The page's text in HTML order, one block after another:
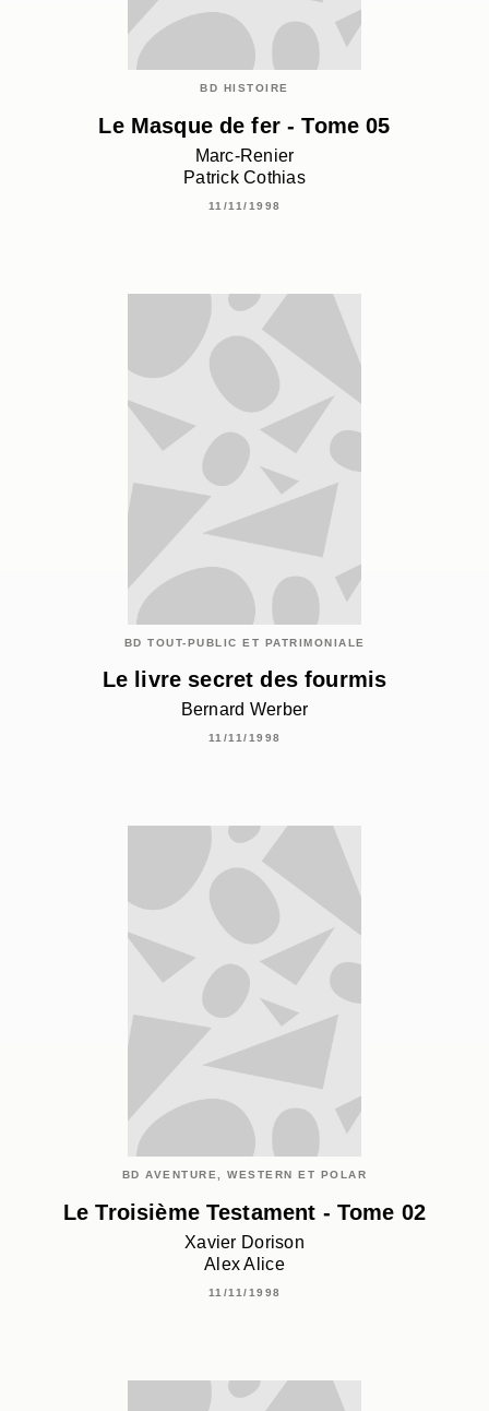
BD HISTOIRE
Le Masque de fer - Tome 05
Marc-Renier
Patrick Cothias
11/11/1998
BD TOUT-PUBLIC ET PATRIMONIALE
Le livre secret des fourmis
Bernard Werber
11/11/1998
BD AVENTURE, WESTERN ET POLAR
Le Troisième Testament - Tome 02
Xavier Dorison
Alex Alice
11/11/1998